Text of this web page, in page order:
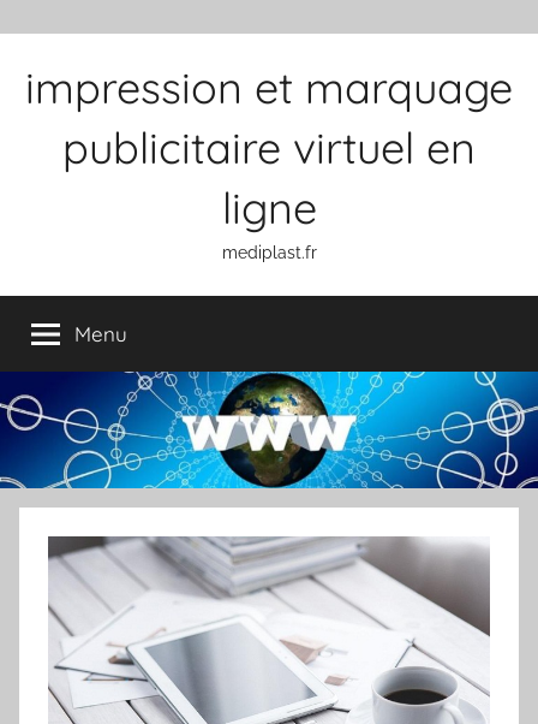
impression et marquage
publicitaire virtuel en
ligne
mediplast.fr
Menu